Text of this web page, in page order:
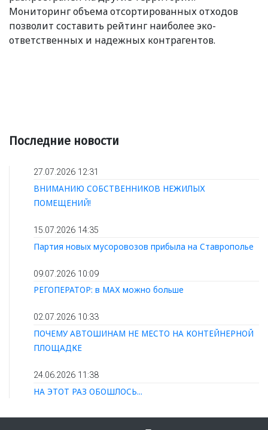
Мониторинг объема отсортированных отходов
позволит составить рейтинг наиболее эко-
ответственных и надежных контрагентов.
Последние новости
27.07.2026 12:31
ВНИМАНИЮ СОБСТВЕННИКОВ НЕЖИЛЫХ
ПОМЕЩЕНИЙ!
15.07.2026 14:35
Партия новых мусоровозов прибыла на Ставрополье
09.07.2026 10:09
РЕГОПЕРАТОР: в МАХ можно больше
02.07.2026 10:33
ПОЧЕМУ АВТОШИНАМ НЕ МЕСТО НА КОНТЕЙНЕРНОЙ
ПЛОЩАДКЕ
24.06.2026 11:38
НА ЭТОТ РАЗ ОБОШЛОСЬ...